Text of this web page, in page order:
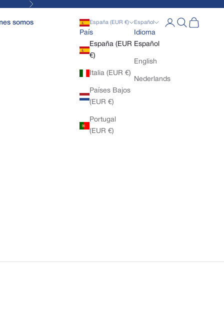
Siguiente
somos España (EUR €)
País
España (EUR
€)
Italia (EUR €)
Países Bajos
(EUR €)
Portugal
(EUR €)
Español
Idioma
Español
English
Nederlands
Abrir página de la
AbrirAbrir cesta